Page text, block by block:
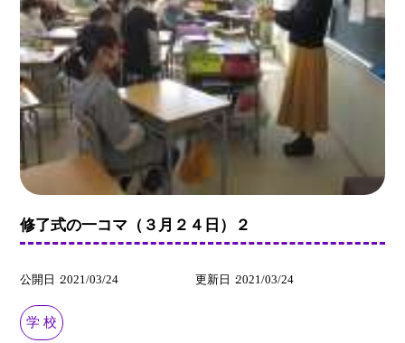
修了式の一コマ（３月２４日）２
公開日 2021/03/24 更新日 2021/03/24
学 校